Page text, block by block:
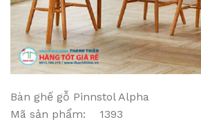
Bàn ghế gỗ Pinnstol Alpha
Mã sản phẩm: 1393